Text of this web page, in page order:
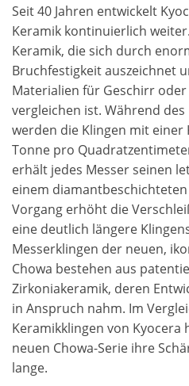
Seit 40 Jahren entwickelt
Keramik kontinuierlich
Keramik, die sich durch
Bruchfestigkeit auszeichnet
Materialien für Geschirr
vergleichen ist. Während
werden die Klingen mit einer
Tonne pro
erhält jedes Messer seinen
einem
Vorgang erhöht die
eine deutlich längere
Messerklingen der neuen,
Chowa bestehen aus
Zirkoniakeramik, deren
in Anspruch nahm. Im
Keramikklingen von Kyocera
neuen Chowa-Serie ihre
lange.